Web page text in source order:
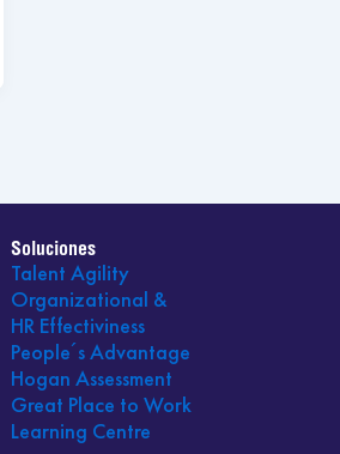
Soluciones
Talent Agility
Organizational &
HR Effectiviness
People´s Advantage
Hogan Assessment
Great Place to Work
Learning Centre